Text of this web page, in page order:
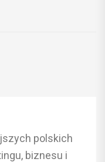
polskich
biznesu i